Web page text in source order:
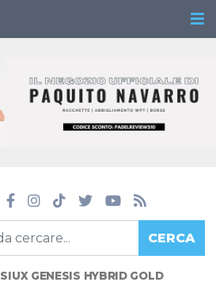
CERCA
SIUX GENESIS HYBRID GOLD